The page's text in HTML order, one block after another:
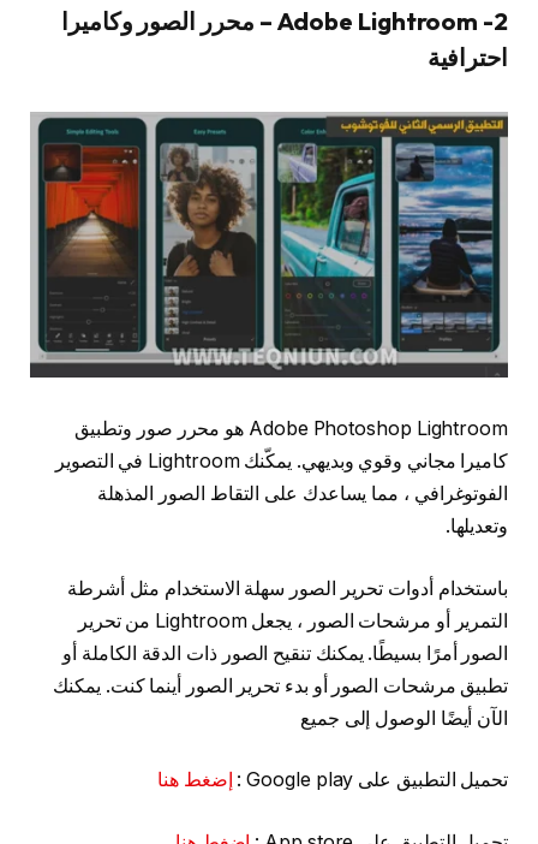
2- Adobe Lightroom – محرر الصور وكاميرا
احترافية
Adobe Photoshop Lightroom هو محرر صور وتطبيق
كاميرا مجاني وقوي وبديهي. يمكّنك Lightroom في التصوير
الفوتوغرافي ، مما يساعدك على التقاط الصور المذهلة
وتعديلها.
باستخدام أدوات تحرير الصور سهلة الاستخدام مثل أشرطة
التمرير أو مرشحات الصور ، يجعل Lightroom من تحرير
الصور أمرًا بسيطًا. يمكنك تنقيح الصور ذات الدقة الكاملة أو
تطبيق مرشحات الصور أو بدء تحرير الصور أينما كنت. يمكنك
الآن أيضًا الوصول إلى جميع
تحميل التطبيق على Google play : إضغط هنا